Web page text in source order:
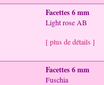
Facettes 6 mm
Light rose AB
[ plus de détails ]
Facettes 6 mm
Fuschia